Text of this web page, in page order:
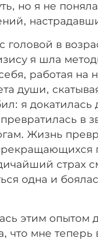
но я не
в
я шла
работая на
души,
я
в
Жизнь
страх
одна и
этим опытом
что мне теперь